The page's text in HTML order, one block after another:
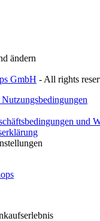
ändern
GmbH - All rights
und